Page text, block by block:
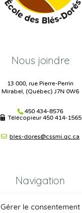
Gérer le consentement
Nous joindre
13 000, rue Pierre-Perrin
Mirabel, (Québec) J7N 0W6
450 434-8576
Télécopieur450 414-1565
bles-dores@cssmi.qc.ca
Navigation
Plan du site